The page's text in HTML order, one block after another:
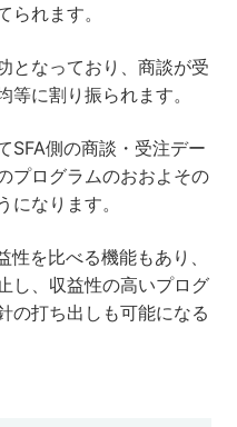
れます。
となっており、商談が受
に割り振られます。
SFA側の商談・受注デー
プログラムのおおよその
なります。
を比べる機能もあり、
し、収益性の高いプログ
の打ち出しも可能になる